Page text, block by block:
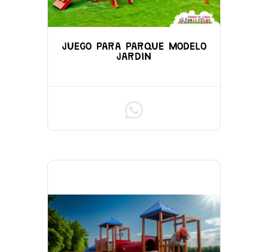
JUEGO PARA PARQUE MODELO
JARDIN